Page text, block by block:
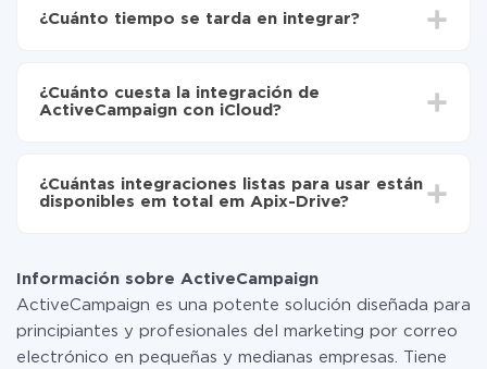
Elija qué datos transferir de ActiveCampaign a
Ahora los datos se transferirán automáticamente
de ActiveCampaign a iCloud
¿Cuánto tiempo se tarda en integrar?
oscilar entre 5 y 30 minutos. En promedio, la
configuración tarda entre 10 y 15 minutos.
¿Cuánto cuesta la integración de
ActiveCampaign con iCloud?
tarifas. Usted solo paga por la cantidad de datos que
realmente se transfieren de uno de sus sistemas a otro
manera segura un plan de tarifa gratuita o cambiar a
uno de pago, si es necesario. Más detalles sobre
tarifas.
¿Cuántas integraciones listas para usar están
disponibles em total em Apix-Drive?
Información sobre ActiveCampaign
ActiveCampaign es una potente solución diseñada para
principiantes y profesionales del marketing por correo
electrónico en pequeñas y medianas empresas. Tiene